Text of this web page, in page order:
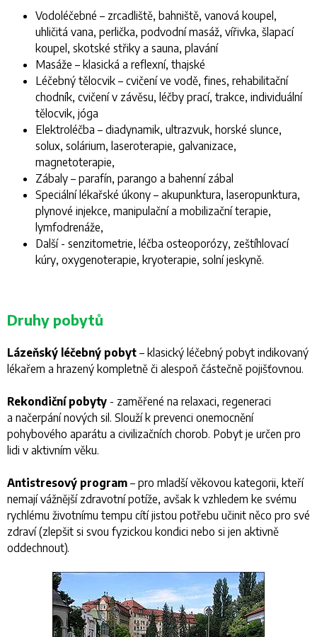
Vodoléčebné – zrcadliště, bahniště, vanová koupel,
uhličitá vana, perlička, podvodní masáž, vířivka, šlapací
koupel, skotské střiky a sauna, plavání
Masáže – klasická a reflexní, thajské
Léčebný tělocvik – cvičení ve vodě, fines, rehabilitační
chodník, cvičení v závěsu, léčby prací, trakce, individuální
tělocvik, jóga
Elektroléčba – diadynamik, ultrazvuk, horské slunce,
solux, solárium, laseroterapie, galvanizace,
magnetoterapie,
Zábaly – parafín, parango a bahenní zábal
Speciální lékařské úkony – akupunktura, laseropunktura,
plynové injekce, manipulační a mobilizační terapie,
lymfodrenáže,
Další - senzitometrie, léčba osteoporózy, zeštíhlovací
kúry, oxygenoterapie, kryoterapie, solní jeskyně.
Druhy pobytů
Lázeňský léčebný pobyt – klasický léčebný pobyt indikovaný
lékařem a hrazený kompletně či alespoň částečně pojišťovnou.
Rekondiční pobyty - zaměřené na relaxaci, regeneraci
a načerpání nových sil. Slouží k prevenci onemocnění
pohybového aparátu a civilizačních chorob. Pobyt je určen pro
lidi v aktivním věku.
Antistresový program – pro mladší věkovou kategorii, kteří
nemají vážnější zdravotní potíže, avšak k vzhledem ke svému
rychlému životnímu tempu cítí jistou potřebu učinit něco pro své
zdraví (zlepšit si svou fyzickou kondici nebo si jen aktivně
oddechnout).